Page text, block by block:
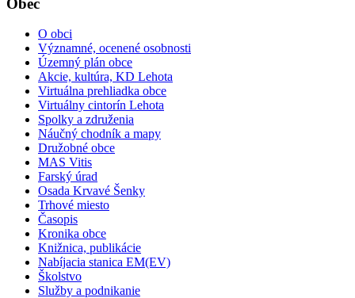
O obci
Významné, ocenené osobnosti
Územný plán obce
Akcie, kultúra, KD Lehota
Virtuálna prehliadka obce
Virtuálny cintorín Lehota
Spolky a združenia
Náučný chodník a mapy
Družobné obce
MAS Vitis
Farský úrad
Osada Krvavé Šenky
Trhové miesto
Časopis
Kronika obce
Knižnica, publikácie
Nabíjacia stanica EM(EV)
Školstvo
Služby a podnikanie